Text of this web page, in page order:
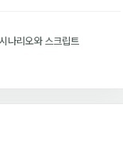
나리오와 스크립트